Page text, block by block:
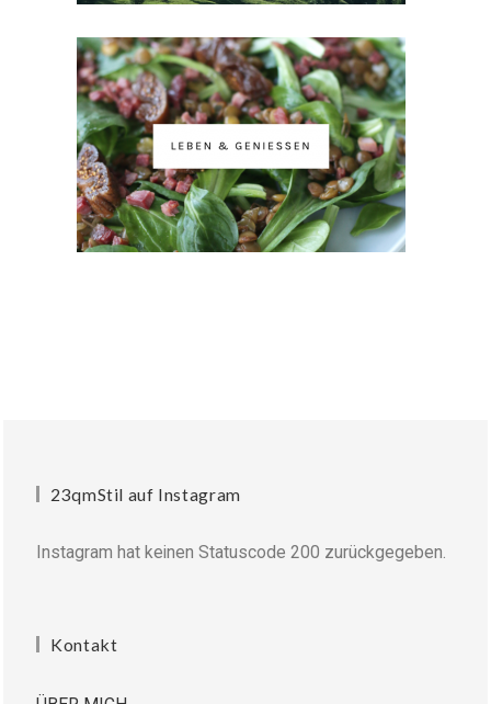
23qmStil auf Instagram
Instagram hat keinen Statuscode 200 zurückgegeben.
Kontakt